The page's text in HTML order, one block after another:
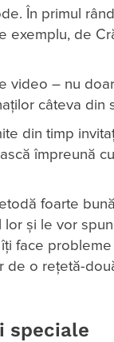
În primul
exemplu, de
video – nu
câteva din
din timp
împreună
foarte
și le vor
face
de o rețetă-
speciale